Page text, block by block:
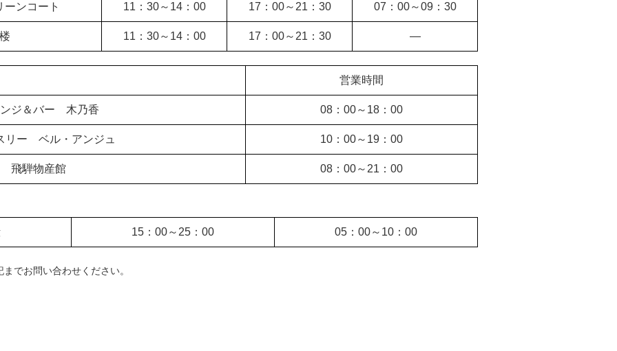
ンコート 11：30～ 14：00 17：00～ 21：30 07：00～09：30
11：30～ 14：00 17：00～ 21：30 ―
営業時間
ジ＆バー 木乃香 08：00～ 18：00
リー ベル・アンジュ 10：00～ 19：00
飛騨物産館 08：00～ 21：00
15：00～ 25：00 05：00～ 10：00
でお問い合わせください。